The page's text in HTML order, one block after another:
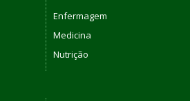
Enfermagem
Medicina
Nutrição